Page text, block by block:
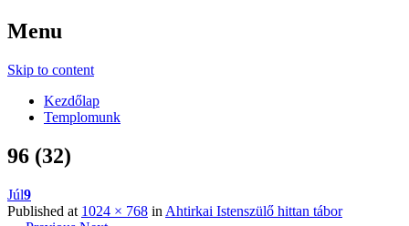
Menu
Skip to content
Kezdőlap
Templomunk
96 (32)
Júl9
Published at 1024 × 768 in Ahtirkai Istenszülő hittan tábor